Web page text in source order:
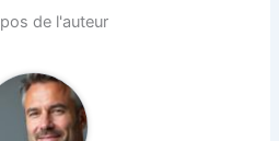
de l'auteur